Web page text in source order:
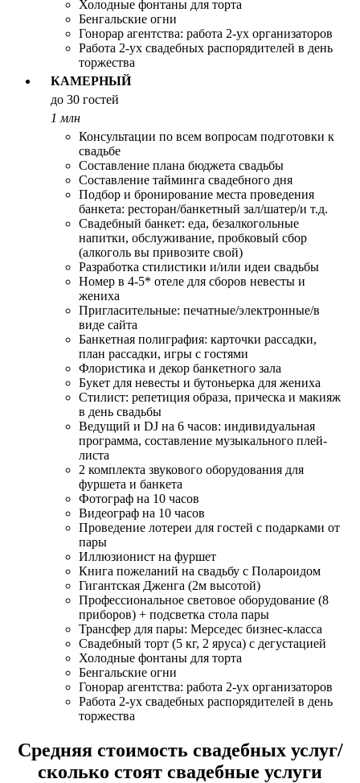
Холодные фонтаны для торта
Бенгальские огни
Гонорар агентства: работа 2-ух организаторов
Работа 2-ух свадебных распорядителей в день
торжества
КАМЕРНЫЙ
до 30 гостей
1 млн
Консультации по всем вопросам подготовки к
свадьбе
Составление плана бюджета свадьбы
Составление тайминга свадебного дня
Подбор и бронирование места проведения
банкета: ресторан/банкетный зал/шатер/и т.д.
Свадебный банкет: еда, безалкогольные
напитки, обслуживание, пробковый сбор
(алкоголь вы привозите свой)
Разработка стилистики и/или идеи свадьбы
Номер в 4-5* отеле для сборов невесты и
жениха
Пригласительные: печатные/электронные/в
виде сайта
Банкетная полиграфия: карточки рассадки,
план рассадки, игры с гостями
Флористика и декор банкетного зала
Букет для невесты и бутоньерка для жениха
Стилист: репетиция образа, прическа и макияж
в день свадьбы
Ведущий и DJ на 6 часов: индивидуальная
программа, составление музыкального плей-
листа
2 комплекта звукового оборудования для
фуршета и банкета
Фотограф на 10 часов
Видеограф на 10 часов
Проведение лотереи для гостей с подарками от
пары
Иллюзионист на фуршет
Книга пожеланий на свадьбу с Полароидом
Гигантская Дженга (2м высотой)
Профессиональное световое оборудование (8
приборов) + подсветка стола пары
Трансфер для пары: Мерседес бизнес-класса
Свадебный торт (5 кг, 2 яруса) с дегустацией
Холодные фонтаны для торта
Бенгальские огни
Гонорар агентства: работа 2-ух организаторов
Работа 2-ух свадебных распорядителей в день
торжества
Средняя стоимость свадебных услуг/
сколько стоят свадебные услуги